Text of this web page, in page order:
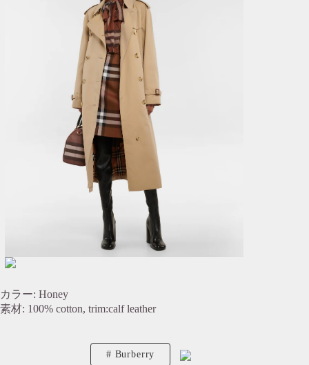
カラー: Honey
素材: 100% cotton, trim:calf leather
Burberry